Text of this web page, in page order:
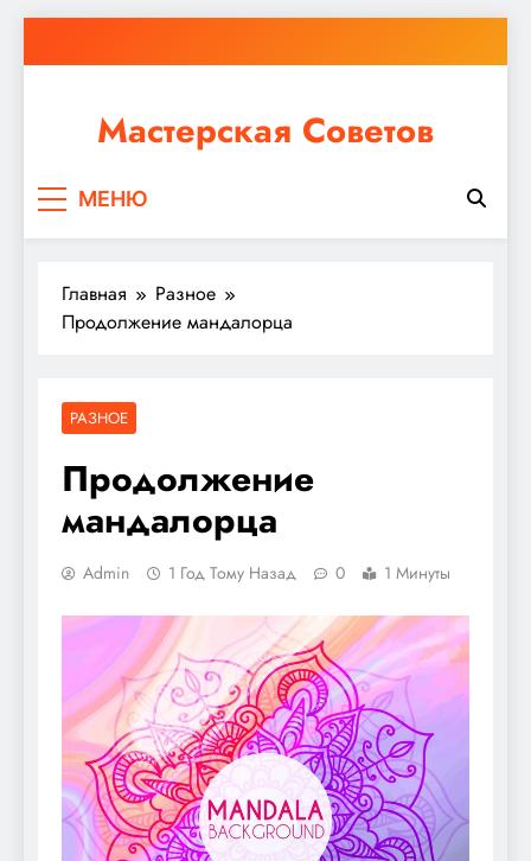
к
Мастерская Советов
ремонт или крупное строительство, в Мастерской
МЕНЮ
Главная
Разное
Продолжение мандалорца
РАЗНОЕ
Продолжение
мандалорца
Admin 1 Год Тому Назад 0 1 Минуты